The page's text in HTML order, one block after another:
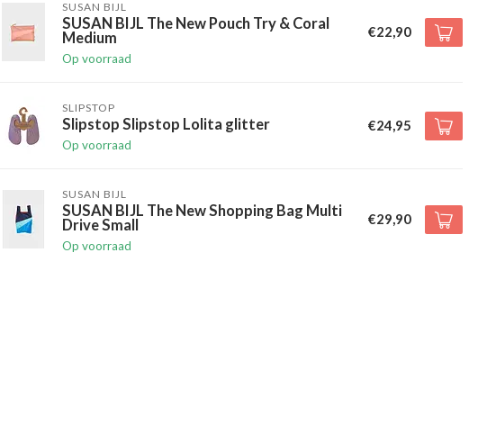
SUSAN BIJL
SUSAN BIJL The New Pouch Try & Coral
Medium
Op voorraad
€22,90
SLIPSTOP
Slipstop Slipstop Lolita glitter
Op voorraad
€24,95
SUSAN BIJL
SUSAN BIJL The New Shopping Bag Multi
Drive Small
Op voorraad
€29,90